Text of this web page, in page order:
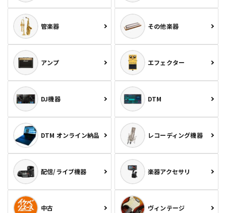
管楽器 その他楽器
アンプ エフェクター
DJ機器 DTM
DTM オンライン納品 レコーディング機器
配信/ライブ機器 楽器アクセサリ
中古 ヴィンテージ